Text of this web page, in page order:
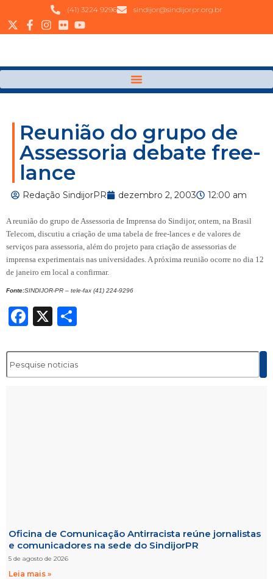
(41) 3224 9296 sindijor@sindijorpr.org.br
Reunião do grupo de
Assessoria debate free-
lance
Redação SindijorPR dezembro 2, 2003 12:00 am
A reunião do grupo de Assessoria de Imprensa do Sindijor, ontem, na Brasil
Telecom, discutiu a criação de uma tabela de free-lances e de valores de
serviços para assessoria, além do projeto para criação de assessorias de
imprensa experimentais nas universidades. A próxima reunião ocorre no dia 12
de janeiro em local a confirmar.
Fonte:SINDIJOR-PR – tele-fax (41) 224-9296
Facebook
X
Oficina de Comunicação Antirracista reúne jornalistas
e comunicadores na sede do SindijorPR
5 de agosto de 2026
Leia mais »